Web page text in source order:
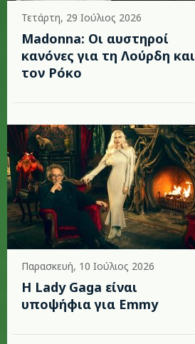
Τετάρτη, 29 Ιούλιος 2026
Madonna: Οι αυστηροί
κανόνες για τη Λούρδη και
τον Ρόκο
Παρασκευή, 10 Ιούλιος 2026
Η Lady Gaga είναι
υποψήφια για Emmy